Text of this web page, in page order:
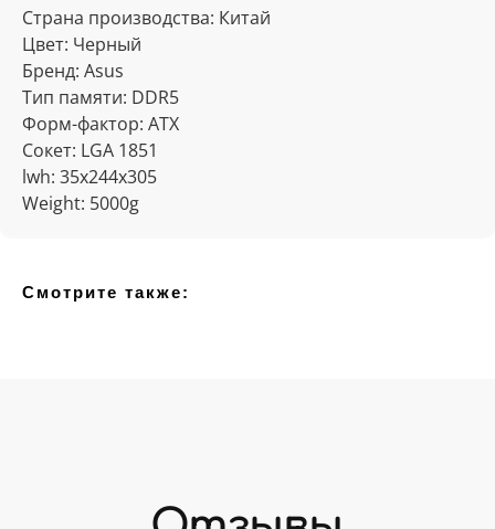
Страна производства: Китай
Цвет: Черный
Бренд: Asus
Тип памяти: DDR5
Форм-фактор: ATX
Сокет: LGA 1851
lwh: 35x244x305
Weight: 5000g
Смотрите также: